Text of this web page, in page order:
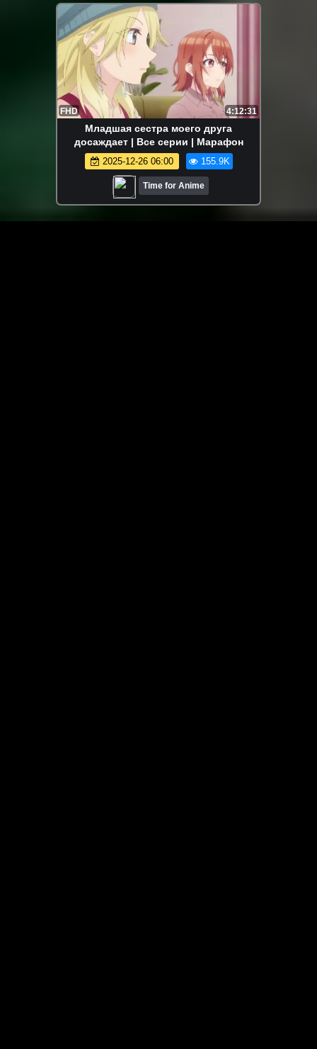
FHD 4:12:31
Младшая сестра моего друга
досаждает | Все серии | Марафон
2025-12-26 06:00 155.9K
Time for Anime